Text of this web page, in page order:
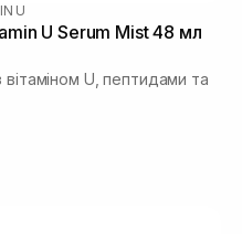
U
U Serum Mist 48 мл
U, пептидами та